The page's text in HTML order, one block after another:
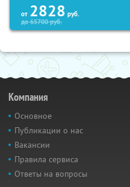
от 2828 руб.
до65700руб.
Компания
Основное
Публикации о нас
Вакансии
Правила сервиса
Ответы на вопросы